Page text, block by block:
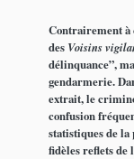
Contrairement à
des Voisins
délinquance”,
gendarmerie.
extrait, le
confusion
statistiques de la
fidèles reflets de